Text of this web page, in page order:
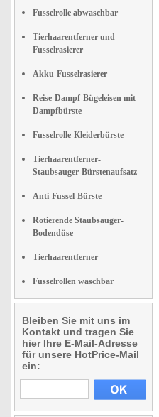
Fusselrolle abwaschbar
Tierhaarentferner und
Fusselrasierer
Akku-Fusselrasierer
Reise-Dampf-Bügeleisen mit
Dampfbürste
Fusselrolle-Kleiderbürste
Tierhaarentferner-
Staubsauger-Bürstenaufsatz
Anti-Fussel-Bürste
Rotierende Staubsauger-
Bodendüse
Tierhaarentferner
Fusselrollen waschbar
Bleiben Sie mit uns im
Kontakt und tragen Sie
hier Ihre E-Mail-Adresse
für unsere HotPrice-Mail
ein: